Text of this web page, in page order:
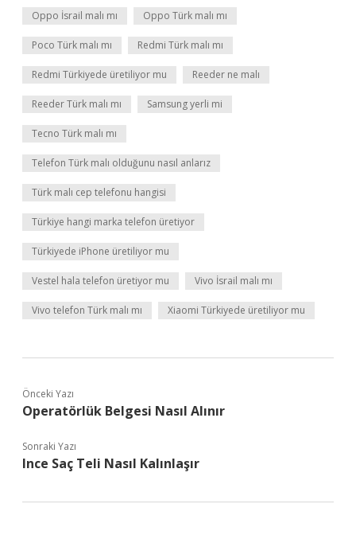
Oppo İsrail malı mı Oppo Türk malı mı
Poco Türk malı mı Redmi Türk malı mı
Redmi Türkiyede üretiliyor mu Reeder ne malı
Reeder Türk malı mı Samsung yerli mi
Tecno Türk malı mı
Telefon Türk malı olduğunu nasıl anlarız
Türk malı cep telefonu hangisi
Türkiye hangi marka telefon üretiyor
Türkiyede iPhone üretiliyor mu
Vestel hala telefon üretiyor mu Vivo İsrail malı mı
Vivo telefon Türk malı mı Xiaomi Türkiyede üretiliyor mu
Önceki Yazı
Operatörlük Belgesi Nasıl Alınır
Sonraki Yazı
Ince Saç Teli Nasıl Kalınlaşır